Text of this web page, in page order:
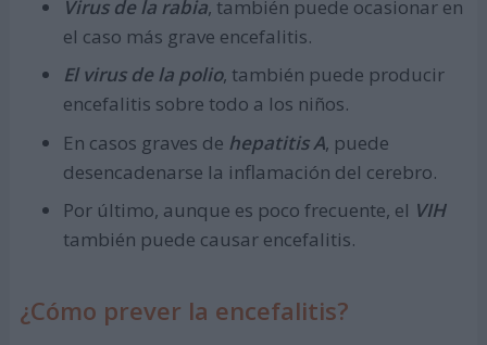
Virus de la rabia, también puede ocasionar en
el caso más grave encefalitis.
El virus de la polio, también puede producir
encefalitis sobre todo a los niños.
En casos graves de hepatitis A, puede
desencadenarse la inflamación del cerebro.
Por último, aunque es poco frecuente, el VIH
también puede causar encefalitis.
¿Cómo prever la encefalitis?